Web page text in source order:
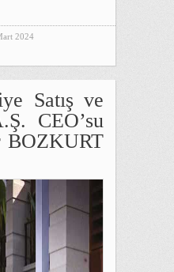
2024
Satış ve
CEO’su
BOZKURT